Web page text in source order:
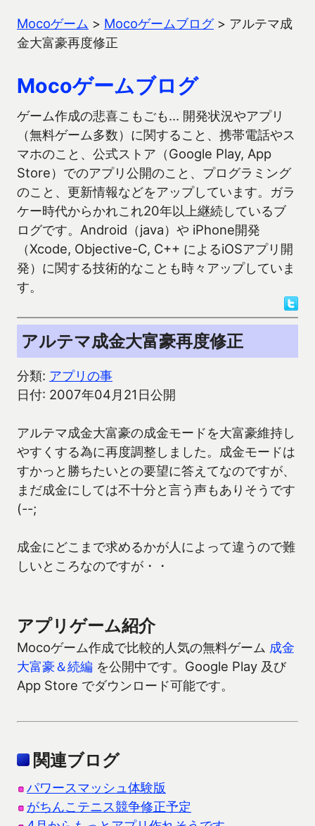
Mocoゲーム > Mocoゲームブログ> アルテマ成
金大富豪再度修正
Mocoゲームブログ
ゲーム作成の悲喜こもごも… 開発状況やアプリ
（無料ゲーム多数）に関すること、携帯電話やス
マホのこと、公式ストア（Google Play, App
Store）でのアプリ公開のこと、プログラミング
のこと、更新情報などをアップしています。ガラ
ケー時代からかれこれ20年以上継続しているブ
ログです。Android（java）や iPhone開発
（Xcode, Objective-C, C++ によるiOSアプリ開
発）に関する技術的なことも時々アップしていま
す。
アルテマ成金大富豪再度修正
分類: アプリの事
日付: 2007年04月21日公開
アルテマ成金大富豪の成金モードを大富豪維持し
やすくする為に再度調整しました。成金モードは
すかっと勝ちたいとの要望に答えてなのですが、
まだ成金にしては不十分と言う声もありそうです
(--;
成金にどこまで求めるかが人によって違うので難
しいところなのですが・・
アプリゲーム紹介
Mocoゲーム作成で比較的人気の無料ゲーム 成金
大富豪＆続編 を公開中です。Google Play 及び
App Store でダウンロード可能です。
関連ブログ
パワースマッシュ体験版
がちんこテニス競争修正予定